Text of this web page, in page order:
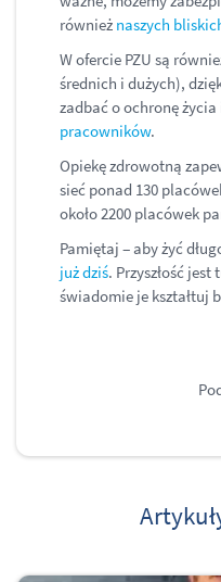
również naszych
W ofercie PZU są
średnich i dużych),
zadbać o ochronę
pracowników.
Opiekę zdrowotną
sieć ponad 130
około 2200 placówek
Pamiętaj ‒ aby żyć
już dziś. Przyszłość
świadomie je kształtuj